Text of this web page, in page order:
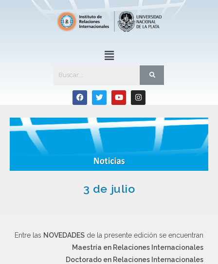
3 de julio
Entre las NOVEDADES de la presente edición se encuentran
Maestría en Relaciones Internacionales
Doctorado en Relaciones Internacionales